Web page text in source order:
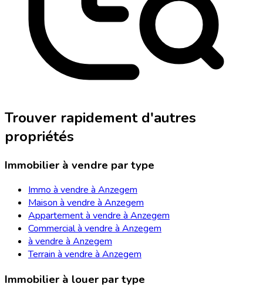
Trouver rapidement d'autres
propriétés
Immobilier à vendre par type
Immo à vendre à Anzegem
Maison à vendre à Anzegem
Appartement à vendre à Anzegem
Commercial à vendre à Anzegem
à vendre à Anzegem
Terrain à vendre à Anzegem
Immobilier à louer par type